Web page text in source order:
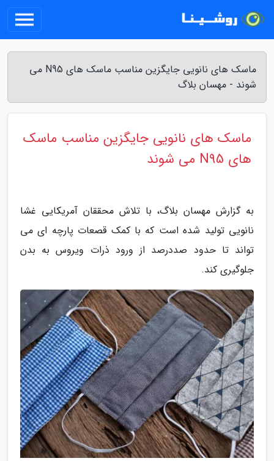
ماسک های نانویی جایگزین مناسب ماسک های N95 می
شوند - مهسان بلاگ
ماسک های نانویی جایگزین مناسب ماسک
های N95 می شوند
به گزارش مهسان بلاگ، با تلاش محققان آمریکایی غشا
نانویی تولید شده است که با کمک قصعات پارچه ای می
تواند تا حدود صددرصد از ورود ذرات ویروس به بدن
جلوگیری کند.